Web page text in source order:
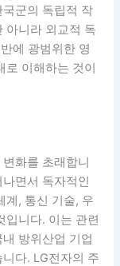
군의 독립적 작
아니라 외교적 독
에 광범위한 영
이해하는 것이
화를 초래합니
면서 독자적인
계, 통신 기술, 우
입니다. 이는 관련
방위산업 기업
다. LG전자의 주